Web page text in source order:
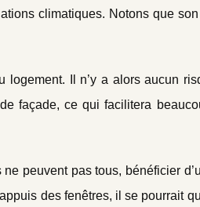
climatiques. Notons que
logement. Il n’y a alors aucun
façade, ce qui facilitera
peuvent pas tous, bénéficier
des fenêtres, il se pourrait